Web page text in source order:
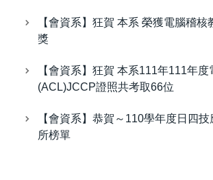
【會資系】狂賀 本系 榮獲電腦稽核
獎
【會資系】狂賀 本系111年111年度
(ACL)JCCP證照共考取66位
【會資系】恭賀～110學年度日四
所榜單